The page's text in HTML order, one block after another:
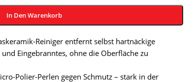
In Den Warenkorb
Reiniger entfernt selbst hartnäckige
Eingebranntes, ohne die Oberfläche zu
Polier-Perlen gegen Schmutz – stark in der